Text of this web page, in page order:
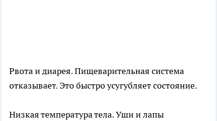
Рвота и диарея. Пищеварительная система
отказывает. Это быстро усугубляет состояние.
Низкая температура тела. Уши и лапы